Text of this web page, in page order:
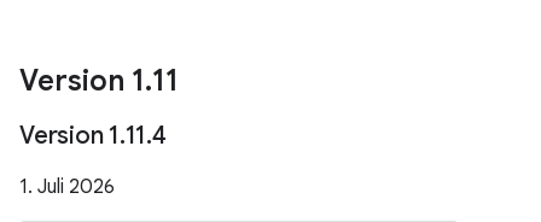
Version 1.11
Version 1.11.4
1. Juli 2026